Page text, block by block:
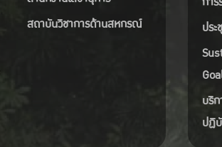
สถาบันวิชาการด้านสหกรณ์
ปร
บริ
ปฏิ